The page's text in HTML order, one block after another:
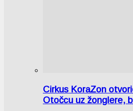
Cirkus KoraZon
Otočcu uz žonglere,